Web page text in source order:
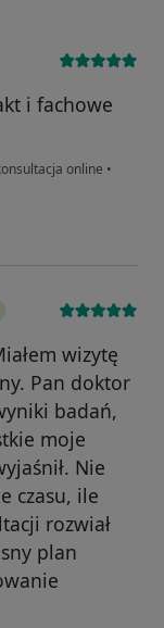
i fachowe
online •
wizytę
Pan doktor
badań,
moje
Nie
czasu, ile
rozwiał
plan